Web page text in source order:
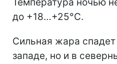
до +18…+25°С.
Сильная жара
западе, но и в